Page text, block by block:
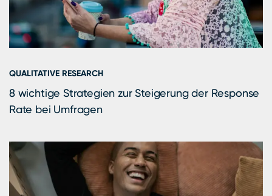
QUALITATIVE RESEARCH
8 wichtige Strategien zur Steigerung der Response
Rate bei Umfragen